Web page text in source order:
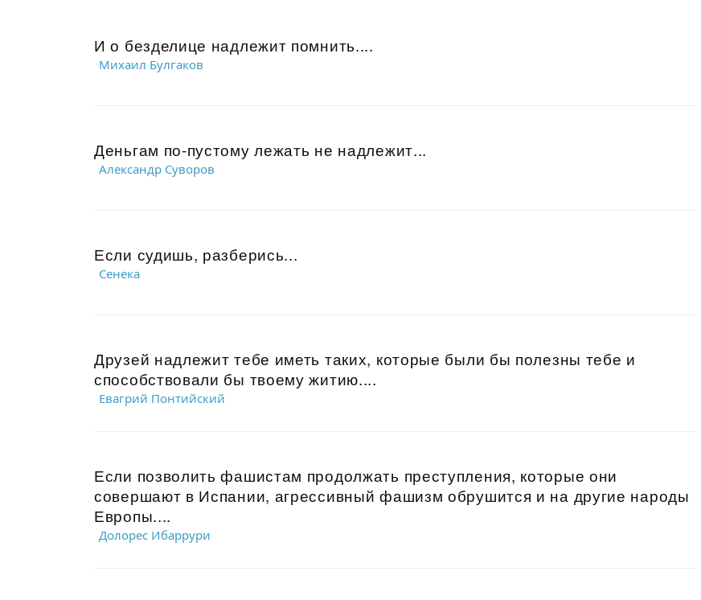
И о безделице надлежит помнить....
Михаил Булгаков
Деньгам по-пустому лежать не надлежит...
Александр Суворов
Если судишь, разберись...
Сенека
Друзей надлежит тебе иметь таких, которые были бы полезны тебе и
способствовали бы твоему житию....
Евагрий Понтийский
Если позволить фашистам продолжать преступления, которые они
совершают в Испании, агрессивный фашизм обрушится и на другие народы
Европы....
Долорес Ибаррури